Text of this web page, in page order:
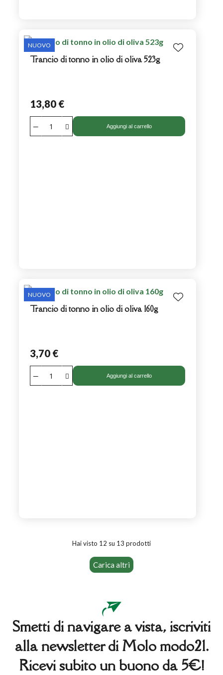
Trancio di tonno in olio di oliva 523g
13,80 €
Aggiungi al carrello
NUOVO
Trancio di tonno in olio di oliva 160g
3,70 €
Aggiungi al carrello
NUOVO
Hai visto 12 su 13 prodotti
Carica altri
Smetti di navigare a vista, iscriviti
alla newsletter di Molo modo21.
Ricevi subito un buono da 5€!